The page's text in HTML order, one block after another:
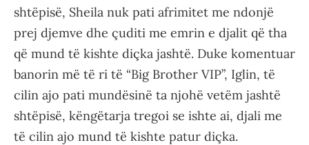
shtëpisë, Sheila nuk pati afrimitet me ndonjë
prej djemve dhe çuditi me emrin e djalit që tha
që mund të kishte diçka jashtë. Duke komentuar
banorin më të ri të “Big Brother VIP”, Iglin, të
cilin ajo pati mundësinë ta njohë vetëm jashtë
shtëpisë, këngëtarja tregoi se ishte ai, djali me
të cilin ajo mund të kishte patur diçka.